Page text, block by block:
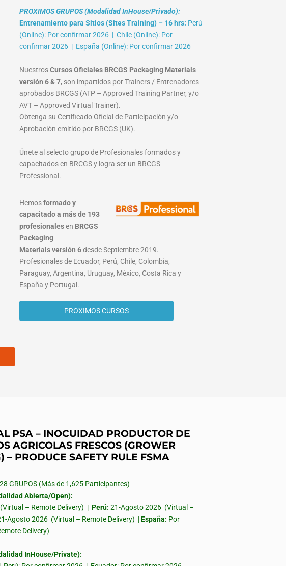
PROXIMOS GRUPOS (Modalidad InHouse/Privado):
Entrenamiento para Sitios (Sites Training) – 16 hrs: Perú
(Online): Por confirmar 2026 | Chile (Online): Por
confirmar 2026 | España (Online): Por confirmar 2026
NuestrosCursos Oficiales BRCGS Packaging Materials
versión 6 & 7, son impartidos por Trainers / Entrenadores
aprobados BRCGS (ATP – Approved Training Partner, y/o
AVT – Approved Virtual Trainer).
Obtenga su Certificado Oficial de Participación y/o
Aprobación emitido por BRCGS (UK).
Únete al selecto grupo de Profesionales formados y
capacitados en BRCGS y logra ser un BRCGS
Professional.
Hemosformado y
capacitado a más de 193
profesionalesen BRCGS
Packaging
Materialsversión 6desde Septiembre 2019.
Profesionales de Ecuador, Perú, Chile, Colombia,
Paraguay, Argentina, Uruguay, México, Costa Rica y
España y Portugal.
PROXIMOS CURSOS
PSA – INOCUIDAD PRODUCTOR DE
AGRICOLAS FRESCOS (GROWER
– PRODUCE SAFETY RULE FSMA
GRUPOS (Más de 1,625 Participantes)
Abierta/Open):
– Remote Delivery) | Perú: 21-Agosto 2026 (Virtual –
Agosto 2026 (Virtual – Remote Delivery) |España: Por
Delivery)
InHouse/Private):